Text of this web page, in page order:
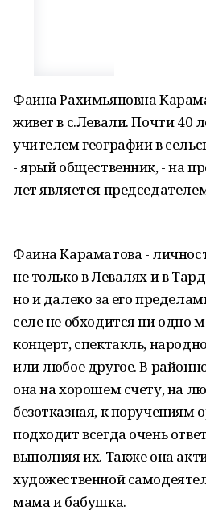
Фаина Рахимьяновна
живет в с.Левали. Почти 40
учителем географии в
- ярый общественник, - на
лет является
Фаина Караматова -
не только в Левалях и в
но и далеко за его
селе не обходится ни одно
концерт, спектакль,
или любое другое. В
она на хорошем счету, на
безотказная, к поручениям
подходит всегда очень
выполняя их. Также она
художественной
мама и бабушка.